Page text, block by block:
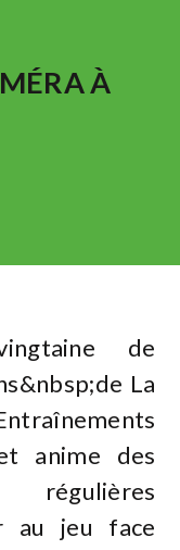
À
de
La
anime des
au jeu face